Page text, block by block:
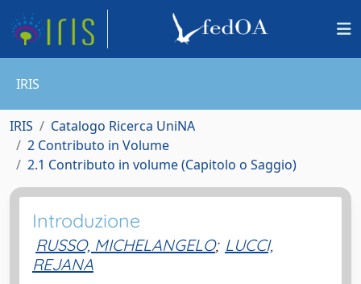
IRIS
IRIS
Catalogo Ricerca UniNA
2 Contributo in Volume
2.1 Contributo in volume (Capitolo o Saggio)
Introduzione
RUSSO, MICHELANGELO; LUCCI,
REJANA